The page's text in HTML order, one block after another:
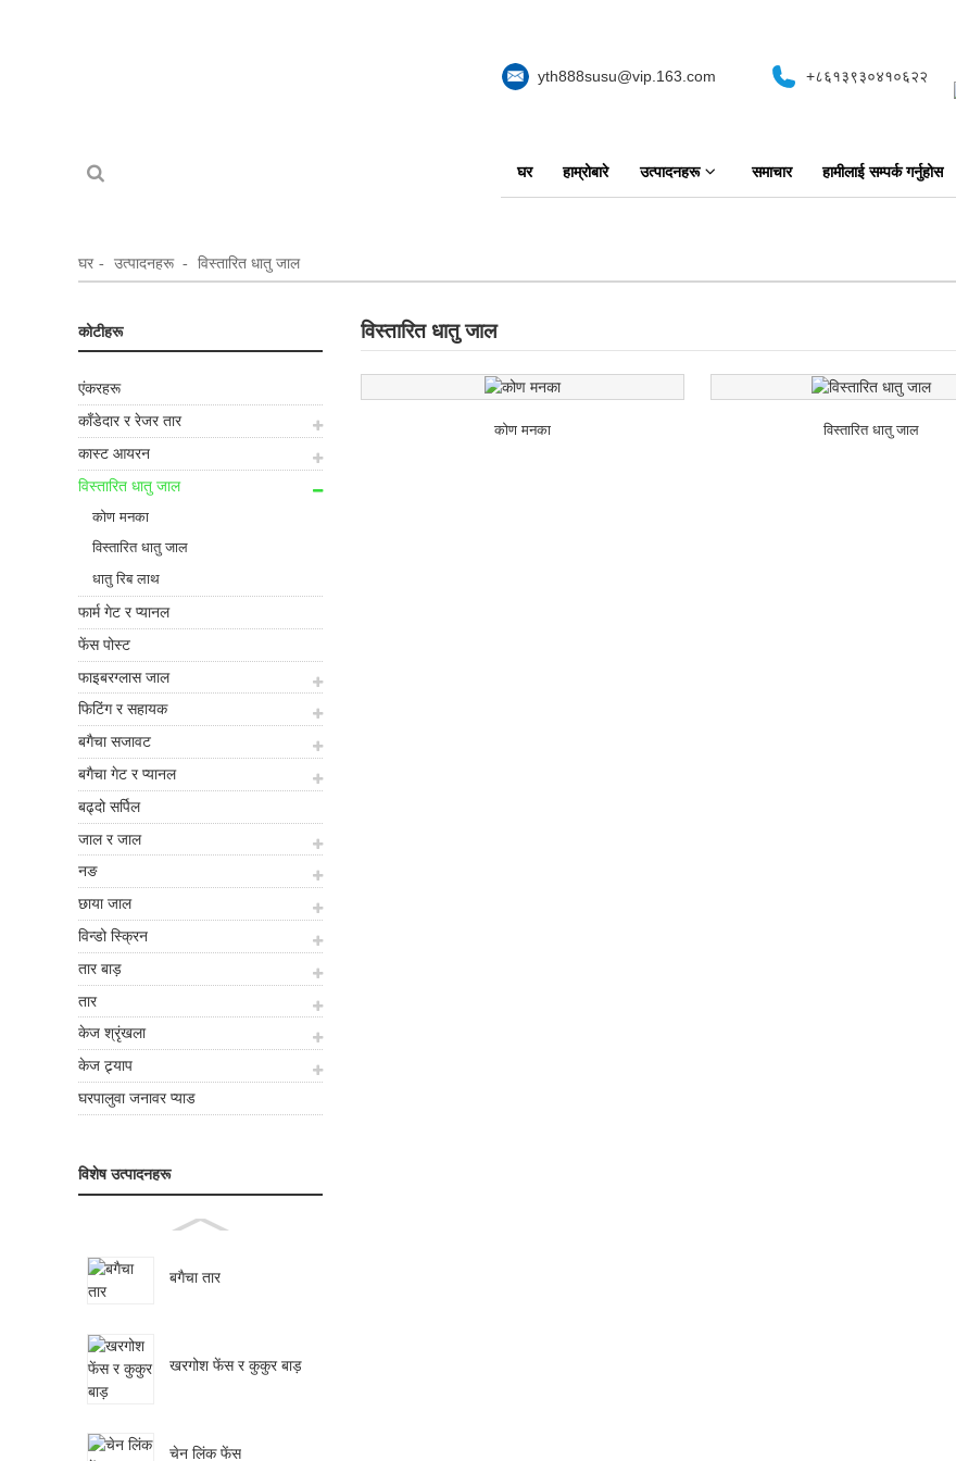
yth888susu@vip.163.com +८६१३९३०४१०६२२
घर हाम्रोबारे उत्पादनहरू समाचार हामीलाई सम्पर्क गर्नुहोस
घर उत्पादनहरू विस्तारित धातु जाल
कोटीहरू
एंकरहरू
काँडेदार र रेजर तार
कास्ट आयरन
विस्तारित धातु जाल
कोण मनका
विस्तारित धातु जाल
धातु रिब लाथ
फार्म गेट र प्यानल
फेंस पोस्ट
फाइबरग्लास जाल
फिटिंग र सहायक
बगैचा सजावट
बगैचा गेट र प्यानल
बढ्दो सर्पिल
जाल र जाल
नङ
छाया जाल
विन्डो स्क्रिन
तार बाड़
तार
केज श्रृंखला
केज ट्र्याप
घरपालुवा जनावर प्याड
विशेष उत्पादनहरू
बगैचा तार
खरगोश फेंस र कुकुर बाड़
चेन लिंक फेंस
विस्तारित धातु जाल
कोण मनका विस्तारित धातु जाल